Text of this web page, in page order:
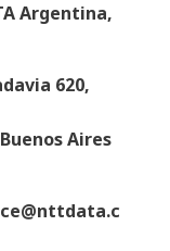
Argentina,
620,
Aires